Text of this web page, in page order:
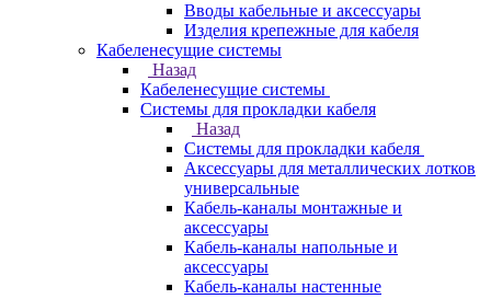
Вводы кабельные и аксессуары
Изделия крепежные для кабеля
Кабеленесущие системы
Назад
Кабеленесущие системы
Системы для прокладки кабеля
Назад
Системы для прокладки кабеля
Аксессуары для металлических лотков
универсальные
Кабель-каналы монтажные и
аксессуары
Кабель-каналы напольные и
аксессуары
Кабель-каналы настенные